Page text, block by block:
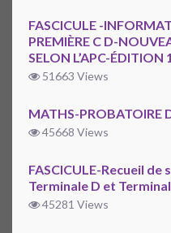
FASCICULE -
PREMIÈRE C D-
SELON L’APC-ÉDITION
51663 Views
MATHS-PROBATOIRE
45668 Views
FASCICULE-Recueil de
Terminale D et
45281 Views